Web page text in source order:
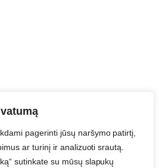
pagerinti jūsų naršymo patirtį,
ar turinį ir analizuoti srautą.
sutinkate su mūsų slapukų